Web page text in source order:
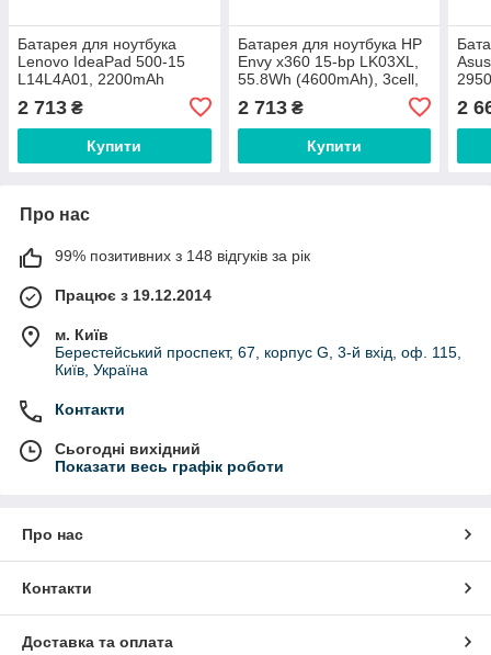
Батарея для ноутбука
Lenovo IdeaPad 500-15
L14L4A01, 2200mAh
(32Wh), 4cell, 14.4V, Li-ion,
ОРИГИНАЛЬНА
2 713 ₴
Купити
Батарея для ноутбука HP
Envy x360 15-bp LK03XL,
55.8Wh (4600mAh), 3cell,
ОРИГІНАЛЬНА
2 713₴
Купити
2
Про нас
99% позитивних з 148 відгуків за рік
Працює з 19.12.2014
м. Київ
Берестейський проспект, 67, корпус G, 3-й вхід, оф. 115,
Київ, Україна
Контакти
Сьогодні вихідний
Показати весь графік роботи
Про нас
Контакти
Доставка та оплата